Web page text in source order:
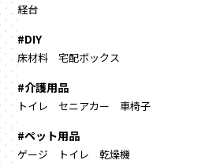
経台
#DIY
床材料 宅配ボックス
#介護用品
トイレ セニアカー 車椅子
#ペット用品
ゲージ トイレ 乾燥機